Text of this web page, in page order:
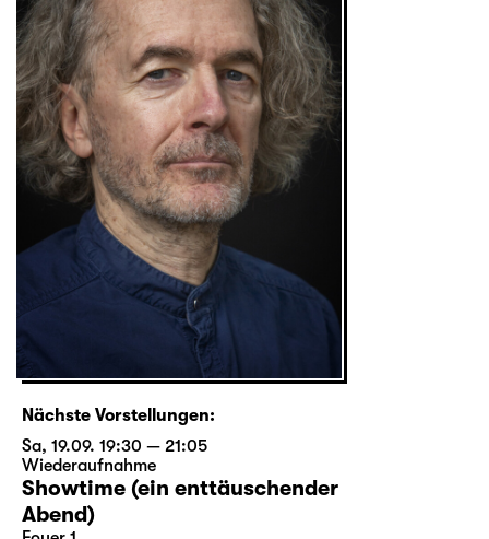
Nächste Vorstellungen:
Sa, 19.09. 19:30 — 21:05
Wiederaufnahme
Showtime (ein enttäuschender
Abend)